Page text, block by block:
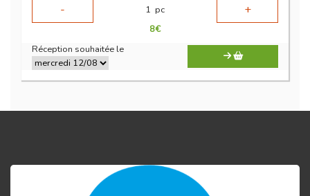
-
1 pc +
8€
Réception souhaitée le